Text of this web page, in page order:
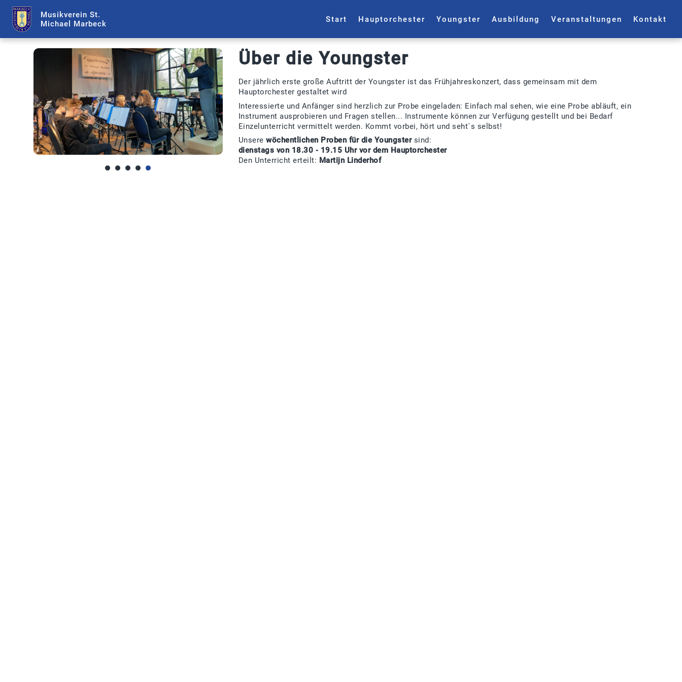
Musikverein St.
Michael Marbeck
Start Hauptorchester Youngster Ausbildung Veranstaltungen Kontakt
Über die Youngster
Der jährlich erste große Auftritt der Youngster ist das Frühjahreskonzert, dass gemeinsam mit dem
Hauptorchester gestaltet wird
Interessierte und Anfänger sind herzlich zur Probe eingeladen: Einfach mal sehen, wie eine Probe abläuft, ein
Instrument ausprobieren und Fragen stellen... Instrumente können zur Verfügung gestellt und bei Bedarf
Einzelunterricht vermittelt werden. Kommt vorbei, hört und seht´s selbst!
Unserewöchentlichen Proben für die Youngstersind:
dienstags von 18.30 - 19.15 Uhr vor dem Hauptorchester
Den Unterricht erteilt: Martijn Linderhof